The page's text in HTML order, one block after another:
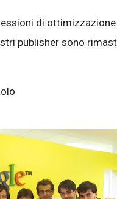
di
publisher sono